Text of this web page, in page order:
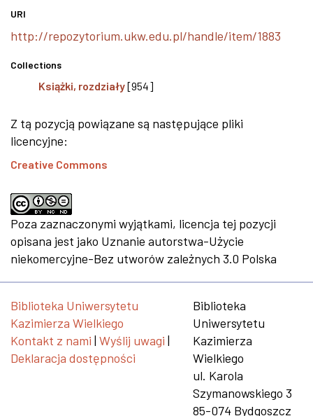
URI
http://repozytorium.ukw.edu.pl/handle/item/1883
Collections
Książki, rozdziały[954]
Z tą pozycją powiązane są następujące pliki
licencyjne:
Creative Commons
Poza zaznaczonymi wyjątkami, licencja tej pozycji
opisana jest jako Uznanie autorstwa-Użycie
niekomercyjne-Bez utworów zależnych 3.0 Polska
Biblioteka Uniwersytetu
Kazimierza Wielkiego
Kontakt z nami | Wyślij uwagi |
Deklaracja dostępności
Biblioteka
Uniwersytetu
Kazimierza
Wielkiego
ul. Karola
Szymanowskiego 3
85-074 Bydgoszcz